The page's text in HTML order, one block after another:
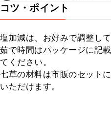
コツ・ポイント
塩加減は、お好みで調整して
茹で時間はパッケージに記
てください。
七草の材料は市販のセット
いただけます。